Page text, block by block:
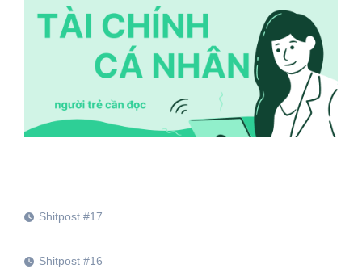
Shitpost #17
Shitpost #16